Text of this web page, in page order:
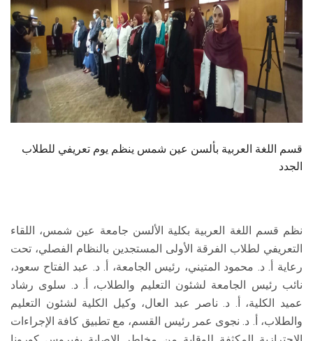
الدراسات العليا
الخريجين
الموظفون
الزائـرون
قسم اللغة العربية بألسن عين شمس ينظم يوم تعريفي للطلاب
الجدد
نظم قسم اللغة العربية بكلية الألسن جامعة عين شمس، اللقاء
التعريفي لطلاب الفرقة الأولى المستجدين بالنظام الفصلي، تحت
رعاية أ. د. محمود المتيني، رئيس الجامعة، أ. د. عبد الفتاح سعود،
نائب رئيس الجامعة لشئون التعليم والطلاب، أ. د. سلوى رشاد
عميد الكلية، أ. د. ناصر عبد العال، وكيل الكلية لشئون التعليم
والطلاب، أ. د. نجوى عمر رئيس القسم، مع تطبيق كافة الإجراءات